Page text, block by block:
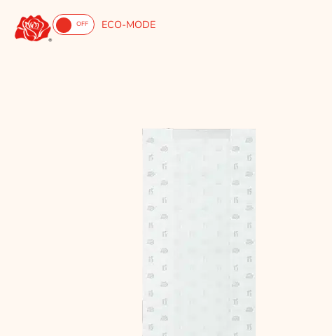
ON OFF ECO-MODE